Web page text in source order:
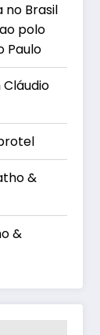
Brasil
polo
Paulo
&
&